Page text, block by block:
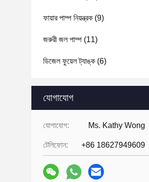
ফায়ার পাম্প নিয়ন্ত্রক (9)
জরুরী জল পাম্প (11)
ডিজেল ফুয়েল ট্যাঙ্ক (6)
যোগাযোগ
যোগাযোগ: Ms. Kathy Wong
টেলিফোন: +86 18627949609